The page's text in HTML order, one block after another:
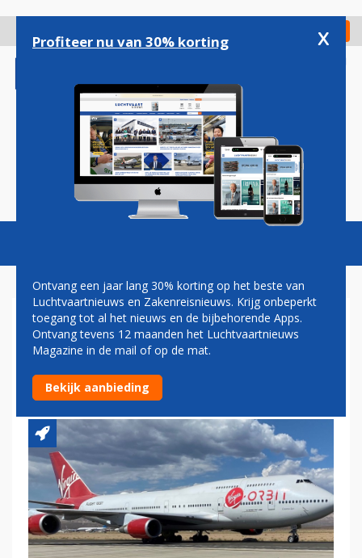
gaan
Check in
Magazine Podcasts Vacatures
VIRGIN ORBIT HARD OMLAAG
OP WALL STREET NA
FAILLISSEMENTSAANVRAAG
Profiteer nu van 30% korting x
Ontvang een jaar lang 30% korting op het beste van
Luchtvaartnieuws en Zakenreisnieuws. Krijg onbeperkt
toegang tot al het nieuws en de bijbehorende Apps.
Ontvang tevens 12 maanden het Luchtvaartnieuws
Magazine in de mail of op de mat.
Bekijk aanbieding